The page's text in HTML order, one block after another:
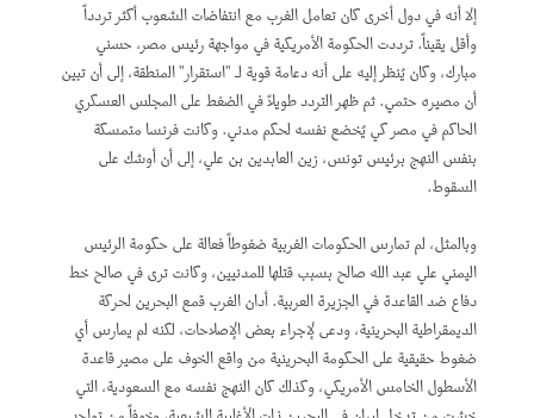
إلا أنه في دول أخرى كان تعامل الغرب مع انتفاضات الشعوب أكثر تردداً
وأقل يقيناً. ترددت الحكومة الأمريكية في مواجهة رئيس مصر، حسني
مبارك، وكان يُنظر إليه على أنه دعامة قوية لـ "استقرار" المنطقة، إلى أن تبين
أن مصيره حتمي. ثم ظهر التردد طويلاً في الضغط على المجلس العسكري
الحاكم في مصر كي يُخضع نفسه لحكم مدني. وكانت فرنسا متمسكة
بنفس النهج برئيس تونس، زين العابدين بن علي، إلى أن أوشك على
السقوط.
وبالمثل، لم تمارس الحكومات الغربية ضغوطاً فعالة على حكومة الرئيس
اليمني علي عبد الله صالح بسبب قتلها للمدنيين، وكانت ترى في صالح خط
دفاع ضد القاعدة في الجزيرة العربية. أدان الغرب قمع البحرين لحركة
الديمقراطية البحرينية، ودعى لإجراء بعض الإصلاحات، لكنه لم يمارس أي
ضغوط حقيقية على الحكومة البحرينية من واقع الخوف على مصير قاعدة
الأسطول الخامس الأمريكي، وكذلك كان النهج نفسه مع السعودية، التي